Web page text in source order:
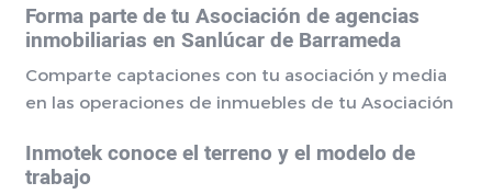
Forma parte de tu Asociación de agencias
inmobiliarias en Sanlúcar de Barrameda
Comparte captaciones con tu asociación y media
en las operaciones de inmuebles de tu Asociación
Inmotek conoce el terreno y el modelo de
trabajo